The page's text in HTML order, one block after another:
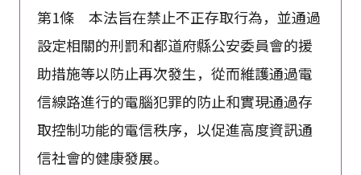
第1條 本法旨在禁止不正存取行為，並通過
設定相關的刑罰和都道府縣公安委員會的援
助措施等以防止再次發生，從而維護通過電
信線路進行的電腦犯罪的防止和實現通過存
取控制功能的電信秩序，以促進高度資訊通
信社會的健康發展。